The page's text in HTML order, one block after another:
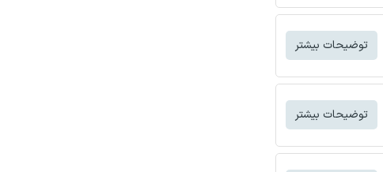
توضیحات بیشتر
توضیحات بیشتر